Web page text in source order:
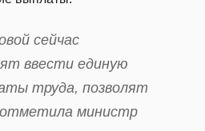
сейчас
ввести единую
труда, позволят
отметила министр